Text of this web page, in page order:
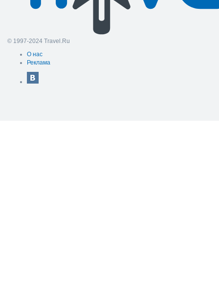
© 1997-2024 Travel.Ru
О нас
Реклама